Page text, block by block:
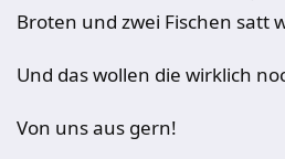
Broten und zwei Fischen satt
Und das wollen die wirklich
Von uns aus gern!